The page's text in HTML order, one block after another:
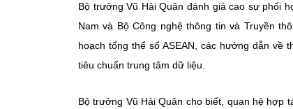
Bộ trưởng Vũ Hải Quân đánh giá cao sự phối
Nam và Bộ Công nghệ thông tin và Truyền
hoạch tổng thể số ASEAN, các hướng dẫn về
tiêu chuẩn trung tâm dữ liệu.
Bộ trưởng Vũ Hải Quân cho biết, quan hệ hợp